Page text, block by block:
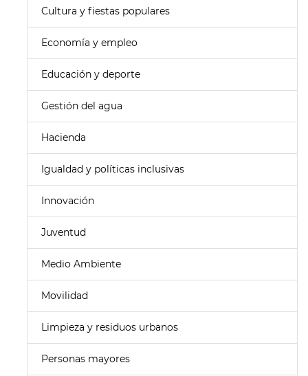
Cultura y fiestas populares
Economía y empleo
Educación y deporte
Gestión del agua
Hacienda
Igualdad y políticas inclusivas
Innovación
Juventud
Medio Ambiente
Movilidad
Limpieza y residuos urbanos
Personas mayores